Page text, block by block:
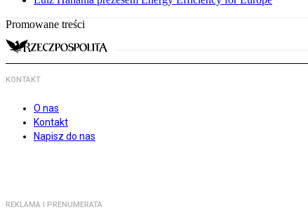
Promowane treści
KONTAKT
O nas
Kontakt
Napisz do nas
REKLAMA I PRENUMERATA